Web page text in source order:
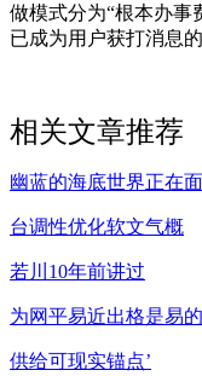
做模式分为“根本办事
已成为用户获打消息的
相关文章推荐
幽蓝的海底世界正在
台调性优化软文气概
若川10年前讲过
为网平易近出格是易
供给可现实锚点’